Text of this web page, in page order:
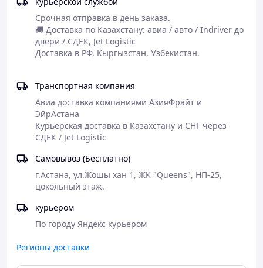
Срочная отправка в день заказа.
🚚 Доставка по Казахстану: авиа / авто / Indriver до
двери / СДЕК, Jet Logistic
Транспортная компания
Авиа доставка компаниями АзияФрайт и
ЭйрАстана
Курьерская доставка в Казахстану и СНГ через
СДЕК / Jet Logistic
Самовывоз (Бесплатно)
г.Астана, ул.Жошы хан 1, ЖК "Queens", НП-25,
цокольный этаж.
курьером
По городу Яндекс курьером
Регионы доставки